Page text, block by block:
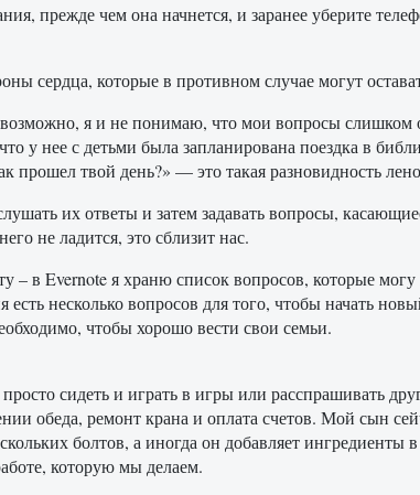
прежде чем она начнется, и заранее уберите
сердца, которые в противном случае могут
возможно, я и не понимаю, что мои вопросы
у нее с детьми была запланирована поездка в
прошел твой день?» — это такая разновидность
их ответы и затем задавать вопросы,
не ладится, это сблизит нас.
– в Evernote я храню список вопросов, которые
несколько вопросов для того, чтобы начать
чтобы хорошо вести свои семьи.
сидеть и играть в игры или расспрашивать
обеда, ремонт крана и оплата счетов. Мой сын
болтов, а иногда он добавляет
которую мы делаем.